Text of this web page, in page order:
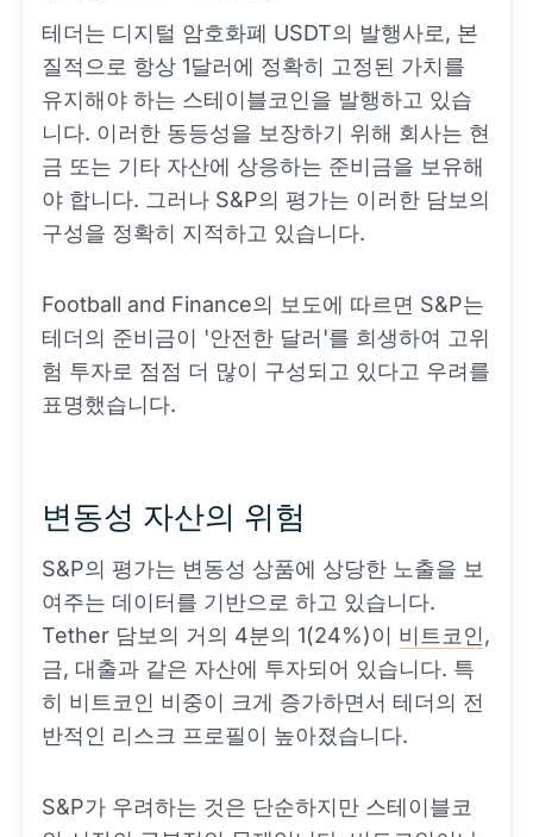
테더는 디지털 암호화폐 USDT의 발행사로, 본
질적으로 항상 1달러에 정확히 고정된 가치를
유지해야 하는 스테이블코인을 발행하고 있습
니다. 이러한 동등성을 보장하기 위해 회사는 현
금 또는 기타 자산에 상응하는 준비금을 보유해
야 합니다. 그러나 S&P의 평가는 이러한 담보의
구성을 정확히 지적하고 있습니다.
Football and Finance의 보도에 따르면 S&P는
테더의 준비금이 '안전한 달러'를 희생하여 고위
험 투자로 점점 더 많이 구성되고 있다고 우려를
표명했습니다.
변동성 자산의 위험
S&P의 평가는 변동성 상품에 상당한 노출을 보
여주는 데이터를 기반으로 하고 있습니다.
Tether 담보의 거의 4분의 1(24%)이 비트코인,
금, 대출과 같은 자산에 투자되어 있습니다. 특
히 비트코인 비중이 크게 증가하면서 테더의 전
반적인 리스크 프로필이 높아졌습니다.
S&P가 우려하는 것은 단순하지만 스테이블코